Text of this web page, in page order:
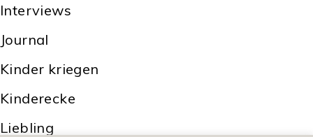
Interviews
Journal
Kinder kriegen
Kinderecke
Liebling